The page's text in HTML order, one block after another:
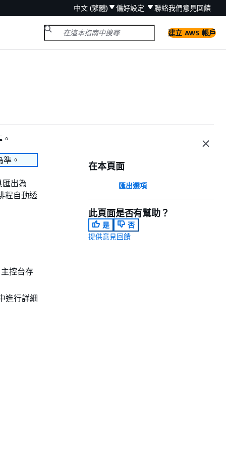
中文 (繁體) 偏好設定 聯絡我們意見回饋
建立 AWS 帳戶
。
出為
程自動透
控台存
進行詳細
在本頁面
匯出選項
此頁面是否有幫助？
是
否
提供意見回饋